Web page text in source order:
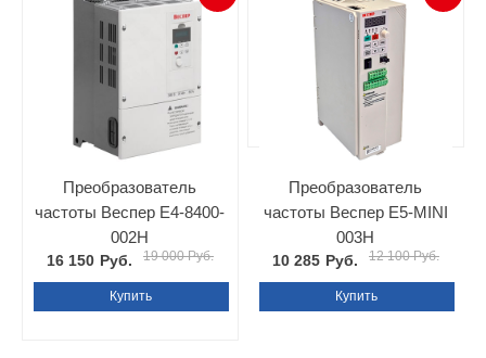
Преобразователь
частоты Веспер E4-8400-
002Н
16 150 Руб. 19 000 Руб.
Купить
Преобразователь
частоты Веспер Е5-MINI
003Н
10 285 Руб. 12 100 Руб.
Купить